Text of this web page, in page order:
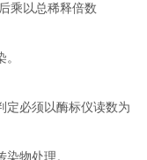
乘以总稀释倍数
定必须以酶标仪读数为
物处理。